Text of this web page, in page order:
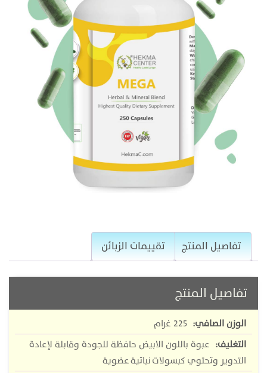
تفاصيل المنتج تقييمات الزبائن
تفاصيل المنتج
الوزن الصافي:
التغليف: عبوة باللون الابيض حافظة للجودة وقابلة لإعادة
التدوير وتحتوي كبسولات نباتية عضوية